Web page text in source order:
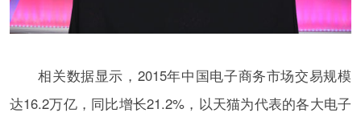
相关数据显示，2015年中国电子商务市场交易规模
达16.2万亿，同比增长21.2%，以天猫为代表的各大电子